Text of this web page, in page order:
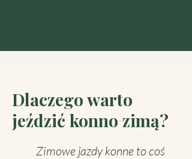
​Dlaczego warto
jeździć konno zimą?
Zimowe jazdy konne to coś